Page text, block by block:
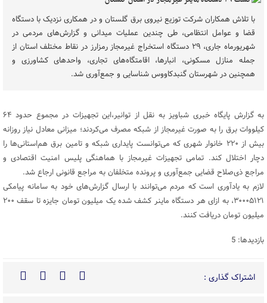
با تلاش همکاران شرکت توزیع نیروی برق گلستان و در همکاری نزدیک با دستگاه
قضا و عوامل انتظامی، طی چندین عملیات میدانی و گزارش‌های مردمی در
شهریورماه جاری، ۲۹ دستگاه استخراج غیرمجاز رمزارز در نقاط مختلف استان از
جمله منازل مسکونی، انبارها، اقامتگاه‌های تجاری، واحدهای کشاورزی و
همچنین در شهرستان گنبدکاووس شناسایی و جمع‌آوری شد.
به گزارش پایگاه خبری شباویز به نقل از توانیر،این تجهیزات در مجموع حدود ۶۴
کیلووات برق را به صورت غیرمجاز از شبکه مصرف می‌کردند؛ میزانی معادل نیاز روزانه
بیش از ۲۲۰ خانوار شهری که می‌توانست پایداری شبکه و تامین برق هم‌استانی‌ها را
دچار اختلال کند. تمامی تجهیزات غیرمجاز با هماهنگی پلیس امنیت اقتصادی و
مراجع ذی‌صلاح قضایی جمع‌آوری و پرونده متخلفان به مراجع قانونی ارجاع شد.
لازم به یادآوری است که مردم می‌توانند با ارسال گزارش‌های خود به سامانه پیامکی
۳۰۰۰۵۱۲۱، به ازای هر دستگاه ماینر کشف‌ شده یک میلیون تومان جایزه تا سقف ۲۰۰
میلیون تومان دریافت کنند.
بازدیدها: 5
اشتراک گذاری :